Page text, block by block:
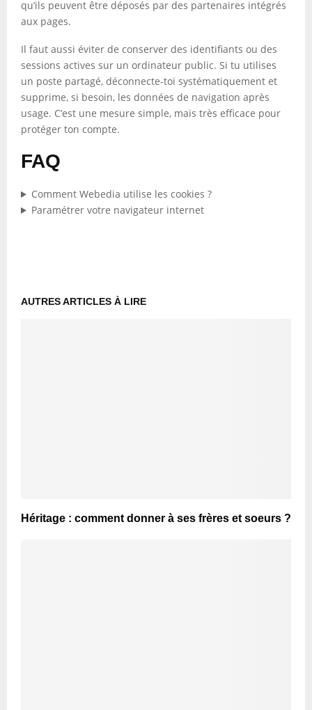
qu’ils peuvent être déposés par des partenaires intégrés
aux pages.
Il faut aussi éviter de conserver des identifiants ou des
sessions actives sur un ordinateur public. Si tu utilises
un poste partagé, déconnecte-toi systématiquement et
supprime, si besoin, les données de navigation après
usage. C’est une mesure simple, mais très efficace pour
protéger ton compte.
FAQ
Comment Webedia utilise les cookies ?
Paramétrer votre navigateur internet
AUTRES ARTICLES À LIRE
Héritage : comment donner à ses frères et soeurs ?